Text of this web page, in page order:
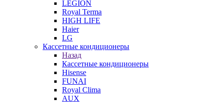
LEGION
Royal Terma
HIGH LIFE
Haier
LG
Кассетные кондиционеры
Назад
Кассетные кондиционеры
Hisense
FUNAI
Royal Clima
AUX